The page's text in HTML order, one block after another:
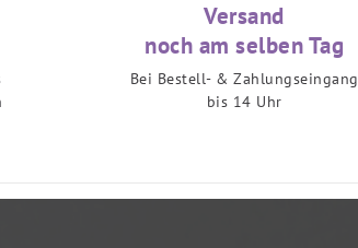
Versand
noch am selben Tag
Bei Bestell- & Zahlungseingang
bis 14 Uhr